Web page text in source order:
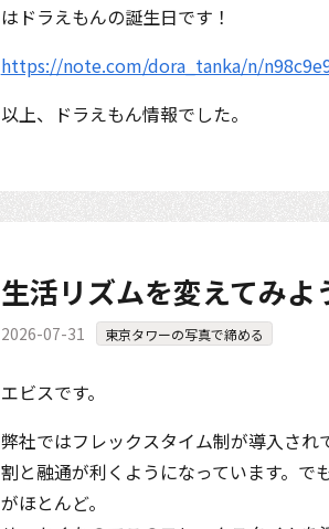
はドラえもんの誕生日です！
https://note.com/dora_tanka/n/
以上、ドラえもん情報でした。
生活リズムを変えてみよ
2026-07-31 東京タワーの写真で締める
エビスです。
弊社ではフレックスタイム制が導入さ
割と融通が利くようになっています。
がほとんど。